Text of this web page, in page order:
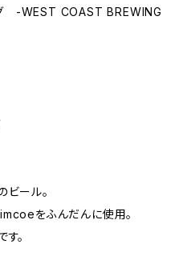
-WEST COAST BREWING
ール。
をふんだんに使用。
。